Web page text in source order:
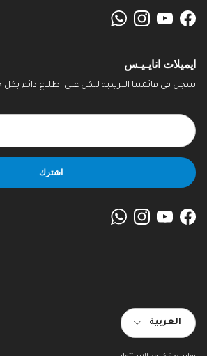
Facebook
YouTube
Instagram
WhatsApp
ايميلات انايـيـس
سجل في قائمتنا البريدية لتكن على اطلاع دائم بكل
اشترك
Facebook
YouTube
Instagram
WhatsApp
اللغة
العربية